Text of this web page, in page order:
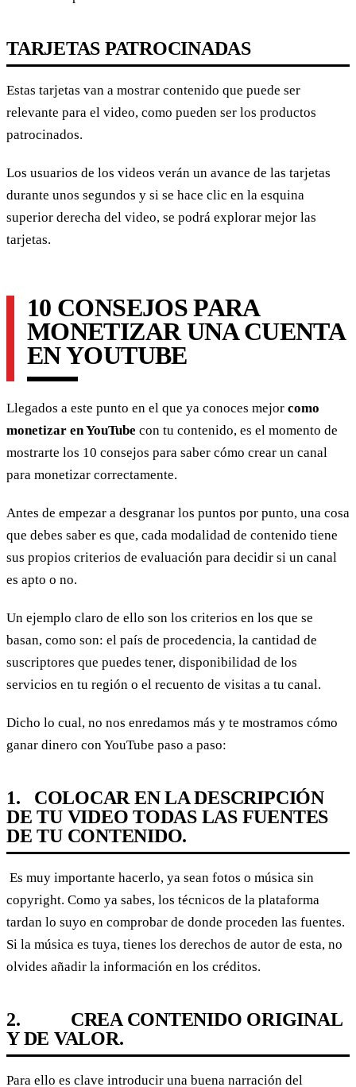
TARJETAS PATROCINADAS
Estas tarjetas van a mostrar contenido que puede ser
relevante para el video, como pueden ser los productos
patrocinados.
Los usuarios de los videos verán un avance de las tarjetas
durante unos segundos y si se hace clic en la esquina
superior derecha del video, se podrá explorar mejor las
tarjetas.
10 CONSEJOS PARA
MONETIZAR UNA CUENTA
EN YOUTUBE
Llegados a este punto en el que ya conoces mejor como
monetizar en YouTube con tu contenido, es el momento de
mostrarte los 10 consejos para saber cómo crear un canal
para monetizar correctamente.
Antes de empezar a desgranar los puntos por punto, una cosa
que debes saber es que, cada modalidad de contenido tiene
sus propios criterios de evaluación para decidir si un canal
es apto o no.
Un ejemplo claro de ello son los criterios en los que se
basan, como son: el país de procedencia, la cantidad de
suscriptores que puedes tener, disponibilidad de los
servicios en tu región o el recuento de visitas a tu canal.
Dicho lo cual, no nos enredamos más y te mostramos cómo
ganar dinero con YouTube paso a paso:
1. COLOCAR EN LA DESCRIPCIÓN
DE TU VIDEO TODAS LAS FUENTES
DE TU CONTENIDO.
Es muy importante hacerlo, ya sean fotos o música sin
copyright. Como ya sabes, los técnicos de la plataforma
tardan lo suyo en comprobar de donde proceden las fuentes.
Si la música es tuya, tienes los derechos de autor de esta, no
olvides añadir la información en los créditos.
2. CREA CONTENIDO ORIGINAL
Y DE VALOR.
Para ello es clave introducir una buena narración del